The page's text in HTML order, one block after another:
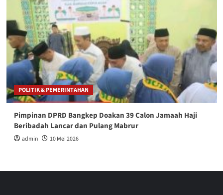
POLITIK & PEMERINTAHAN
Pimpinan DPRD Bangkep Doakan 39 Calon Jamaah Haji
Beribadah Lancar dan Pulang Mabrur
admin 10 Mei 2026